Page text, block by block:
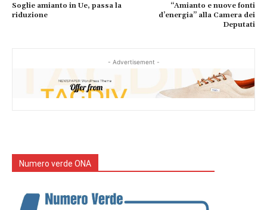
Soglie amianto in Ue, passa la
riduzione
“Amianto e nuove fonti
d’energia” alla Camera dei
Deputati
- Advertisement -
Numero verde ONA